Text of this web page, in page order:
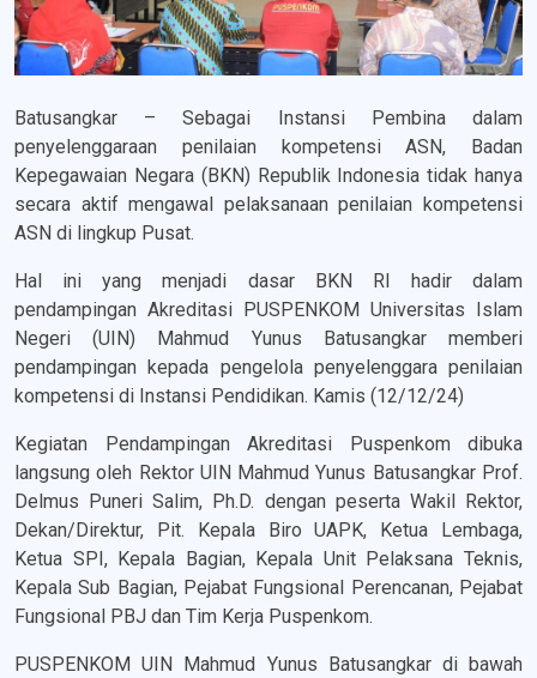
Batusangkar – Sebagai Instansi Pembina dalam
penyelenggaraan penilaian kompetensi ASN, Badan
Kepegawaian Negara (BKN) Republik Indonesia tidak hanya
secara aktif mengawal pelaksanaan penilaian kompetensi
ASN di lingkup Pusat.
Hal ini yang menjadi dasar BKN RI hadir dalam
pendampingan Akreditasi PUSPENKOM Universitas Islam
Negeri (UIN) Mahmud Yunus Batusangkar memberi
pendampingan kepada pengelola penyelenggara penilaian
kompetensi di Instansi Pendidikan. Kamis (12/12/24)
Kegiatan Pendampingan Akreditasi Puspenkom dibuka
langsung oleh Rektor UIN Mahmud Yunus Batusangkar Prof.
Delmus Puneri Salim, Ph.D. dengan peserta Wakil Rektor,
Dekan/Direktur, Pit. Kepala Biro UAPK, Ketua Lembaga,
Ketua SPI, Kepala Bagian, Kepala Unit Pelaksana Teknis,
Kepala Sub Bagian, Pejabat Fungsional Perencanan, Pejabat
Fungsional PBJ dan Tim Kerja Puspenkom.
PUSPENKOM UIN Mahmud Yunus Batusangkar di bawah